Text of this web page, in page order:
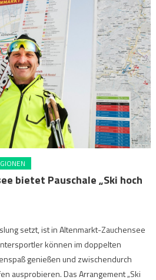
bietet Pauschale „Ski hoch
setzt, ist in Altenmarkt-Zauchensee
können im doppelten
genießen und zwischendurch
ausprobieren. Das Arrangement „Ski